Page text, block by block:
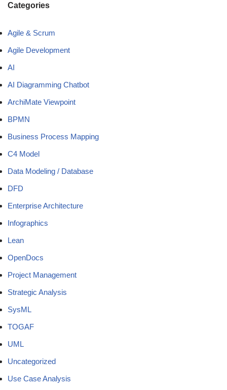
Categories
Agile & Scrum
Agile Development
AI
AI Diagramming Chatbot
ArchiMate Viewpoint
BPMN
Business Process Mapping
C4 Model
Data Modeling / Database
DFD
Enterprise Architecture
Infographics
Lean
OpenDocs
Project Management
Strategic Analysis
SysML
TOGAF
UML
Uncategorized
Use Case Analysis